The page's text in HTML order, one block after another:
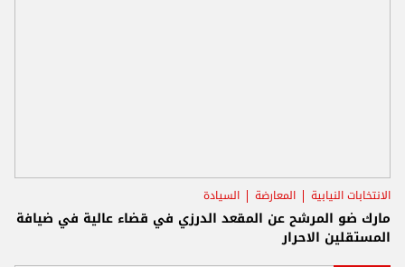
الانتخابات النيابية المعارضة السيادة
مارك ضو المرشح عن المقعد الدرزي في قضاء عالية في ضيافة
المستقلين الاحرار